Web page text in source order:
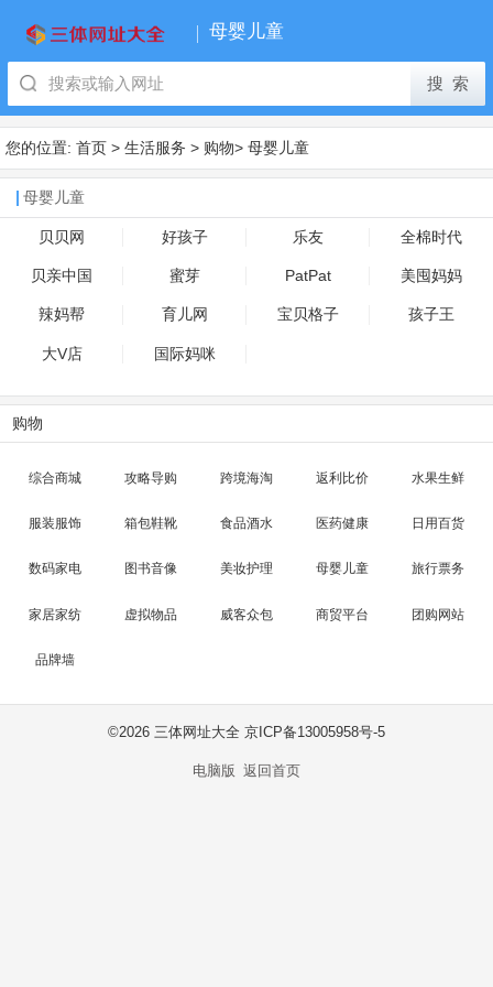
母婴儿童
您的位置: 首页 > 生活服务 > 购物> 母婴儿童
母婴儿童
贝贝网 好孩子 乐友 全棉时代
贝亲中国 蜜芽 PatPat 美囤妈妈
辣妈帮 育儿网 宝贝格子 孩子王
大V店 国际妈咪
购物
综合商城 攻略导购 跨境海淘 返利比价 水果生鲜
服装服饰 箱包鞋靴 食品酒水 医药健康 日用百货
数码家电 图书音像 美妆护理 母婴儿童 旅行票务
家居家纺 虚拟物品 威客众包 商贸平台 团购网站
品牌墙
©2026 三体网址大全 京ICP备13005958号-5
电脑版 返回首页